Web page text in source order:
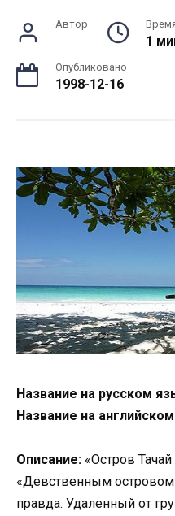
Автор
1
Опубликовано
1998-12-16
Название на русском
Название на
Описание: «Остров
«Девственным
правда. Удаленный от